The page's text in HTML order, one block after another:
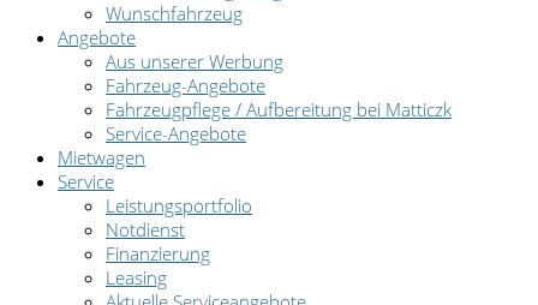
Wunschfahrzeug
Angebote
Aus unserer Werbung
Fahrzeug-Angebote
Fahrzeugpflege / Aufbereitung bei Matticzk
Service-Angebote
Mietwagen
Service
Leistungsportfolio
Notdienst
Finanzierung
Leasing